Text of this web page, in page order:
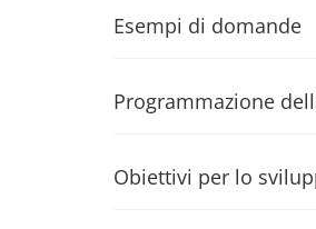
Esempi di domande
Programmazione
Obiettivi per lo